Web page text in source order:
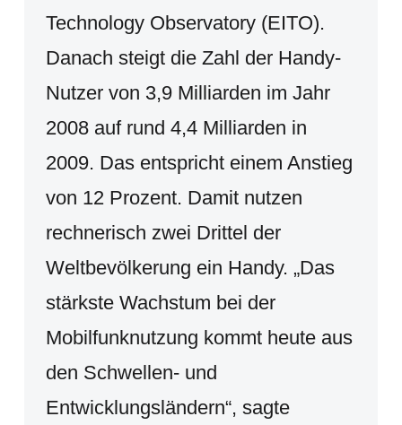
Technology Observatory (EITO).
Danach steigt die Zahl der Handy-
Nutzer von 3,9 Milliarden im Jahr
2008 auf rund 4,4 Milliarden in
2009. Das entspricht einem Anstieg
von 12 Prozent. Damit nutzen
rechnerisch zwei Drittel der
Weltbevölkerung ein Handy. „Das
stärkste Wachstum bei der
Mobilfunknutzung kommt heute aus
den Schwellen- und
Entwicklungsländern“, sagte